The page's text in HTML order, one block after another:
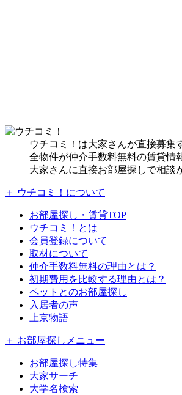
ウチコミ！は大家さんが直接募集
全物件が仲介手数料無料の賃貸情
大家さんに直接お部屋探しで相談
＋ ウチコミ！について
お部屋探し・賃貸TOP
ウチコミ！とは
会員登録について
取材について
仲介手数料無料の理由とは？
初期費用を比較する理由とは？
ペットとのお部屋探し
入居者の声
上京物語
＋ お部屋探しメニュー
お部屋探し特集
大家サーチ
大学名検索